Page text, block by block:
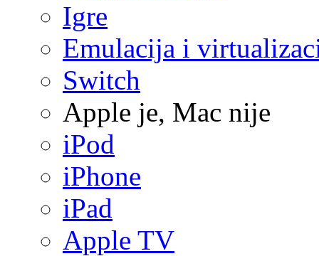
Igre
Emulacija i
Switch
Apple je, Mac nije
iPod
iPhone
iPad
Apple TV